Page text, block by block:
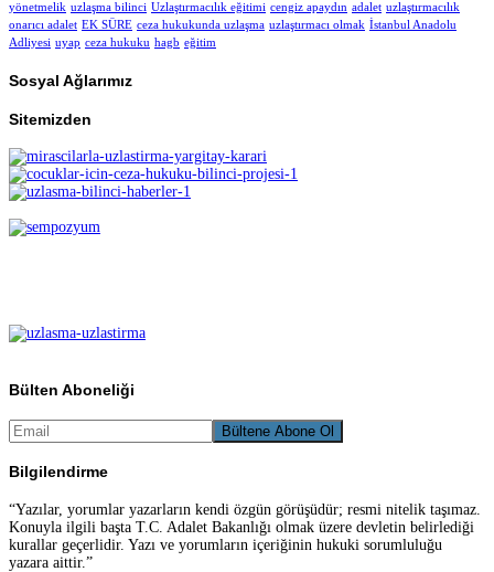
yönetmelik uzlaşma bilinci Uzlaştırmacılık eğitimi cengiz apaydın adalet uzlaştırmacılık
onarıcı adalet EK SÜRE ceza hukukunda uzlaşma uzlaştırmacı olmak İstanbul Anadolu
Adliyesi uyap ceza hukuku hagb eğitim
Sosyal Ağlarımız
Sitemizden
Bülten Aboneliği
Bilgilendirme
“Yazılar, yorumlar yazarların kendi özgün görüşüdür; resmi nitelik taşımaz.
Konuyla ilgili başta T.C. Adalet Bakanlığı olmak üzere devletin belirlediği
kurallar geçerlidir. Yazı ve yorumların içeriğinin hukuki sorumluluğu
yazara aittir.”